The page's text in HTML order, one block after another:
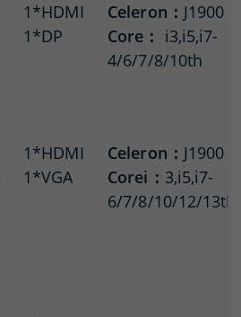
1*HDMI
1*DP
Celeron： J1900
Core： i3,i5,i7-
4/6/7/8/10th
1*HDMI
1*VGA
Celeron： J1900
Corei： 3,i5,i7-
6/7/8/10/12/13th